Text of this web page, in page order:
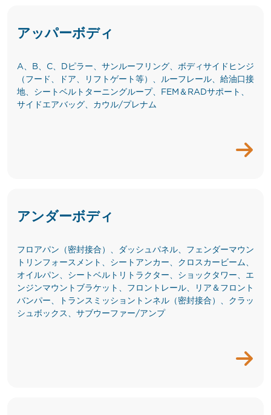
アッパーボディ
A、B、C、Dピラー、サンルーフリング、ボディサイドヒンジ
（フード、ドア、リフトゲート等）、ルーフレール、給油口接
地、シートベルトターニングループ、FEM＆RADサポート、
サイドエアバッグ、カウル/プレナム
アンダーボディ
フロアパン（密封接合）、ダッシュパネル、フェンダーマウン
トリンフォースメント、シートアンカー、クロスカービーム、
オイルパン、シートベルトリトラクター、ショックタワー、エ
ンジンマウントブラケット、フロントレール、リア＆フロント
バンパー、トランスミッショントンネル（密封接合）、クラッ
シュボックス、サブウーファー/アンプ